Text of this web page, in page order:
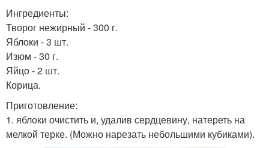
Ингредиенты:
Творог нежирный - 300 г.
Яблоки - 3 шт.
Изюм - 30 г.
Яйцо - 2 шт.
Корица.
Приготовление:
1. яблоки очистить и, удалив сердцевину, натереть на
мелкой терке. (Можно нарезать небольшими кубиками).